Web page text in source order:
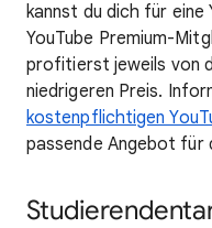
kannst du dich für eine
YouTube Premium-
profitierst jeweils von
niedrigeren Preis.
kostenpflichtigen
passende Angebot für